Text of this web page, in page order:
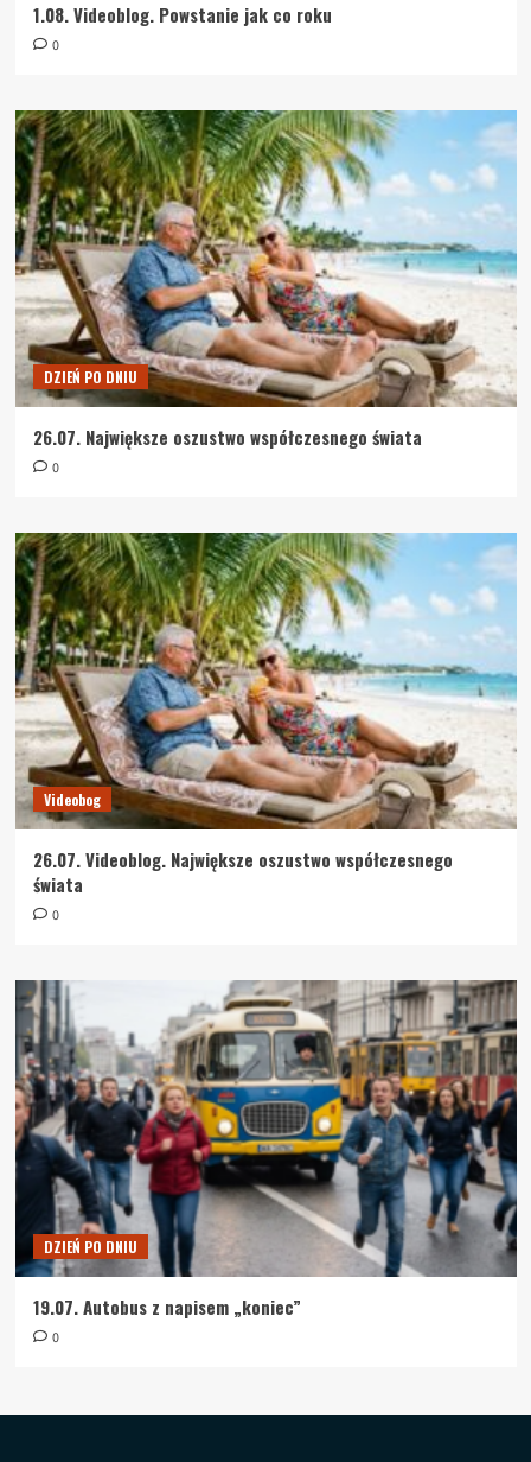
1.08. Videoblog. Powstanie jak co roku
0
DZIEŃ PO DNIU
26.07. Największe oszustwo współczesnego świata
0
Videobog
26.07. Videoblog. Największe oszustwo współczesnego
świata
0
DZIEŃ PO DNIU
19.07. Autobus z napisem „koniec”
0